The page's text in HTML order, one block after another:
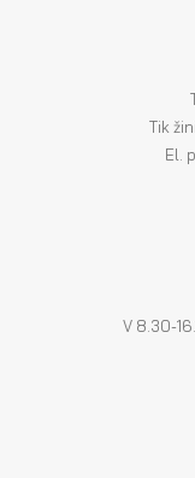
Tik
El.
V 8.30-